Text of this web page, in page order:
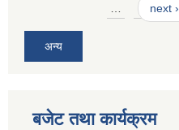
… next ›
अन्य
बजेट तथा कार्यक्रम